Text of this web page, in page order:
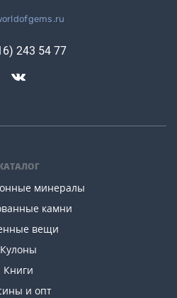
минералы
камни
вещи
Кулоны
Книги
и опт
243 54 77